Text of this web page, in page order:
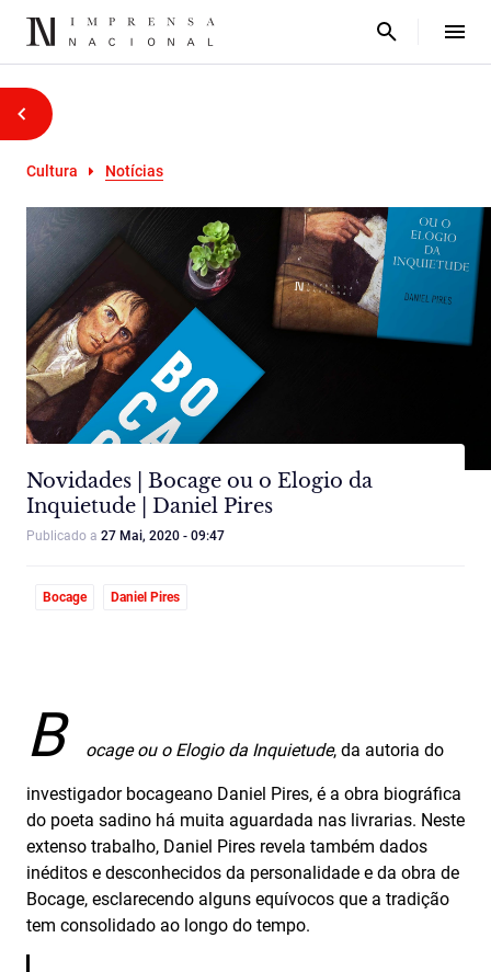
Cultura Notícias
Novidades | Bocage ou o Elogio da
Inquietude | Daniel Pires
Publicado a 27 Mai, 2020 - 09:47
Bocage Daniel Pires
B ocage ou o Elogio da Inquietude, da autoria do
investigador bocageano Daniel Pires, é a obra biográfica
do poeta sadino há muita aguardada nas livrarias. Neste
extenso trabalho, Daniel Pires revela também dados
inéditos e desconhecidos da personalidade e da obra de
Bocage, esclarecendo alguns equívocos que a tradição
tem consolidado ao longo do tempo.